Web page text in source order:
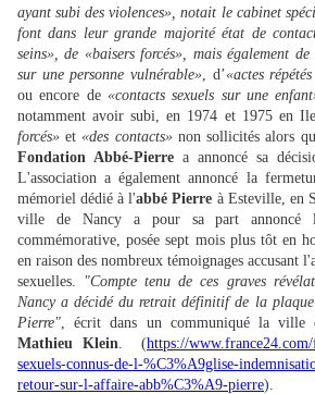
ayant subi des violences», notait le cabinet
font dans leur grande majorité état de
seins», de «baisers forcés», mais également de
sur une personne vulnérable», d’«actes
ou encore de «contacts sexuels sur une
notamment avoir subi, en 1974 et 1975 en
forcés» et«des contacts»non sollicités alors
Fondation Abbé-Pierre a annoncé sa
L'association a également annoncé la
mémoriel dédié à l'abbé Pierre à Esteville, en
ville de Nancy a pour sa part annoncé
commémorative, posée sept mois plus tôt en
en raison des nombreux témoignages accusant
sexuelles. "Compte tenu de ces graves
Nancy a décidé du retrait définitif de la
Pierre", écrit dans un communiqué la ville
Mathieu Klein. (https://
sexuels-connus-de-l-%C3%A9glise-
retour-sur-l-affaire-abb%C3%A9-pierre).